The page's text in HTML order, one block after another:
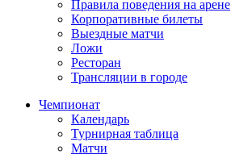
Правила поведения на арене
Корпоративные билеты
Выездные матчи
Ложи
Ресторан
Трансляции в городе
Чемпионат
Календарь
Турнирная таблица
Матчи